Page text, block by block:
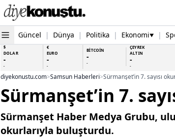
Güncel | Dünya | Politika | Ekonomi▼ |
$
DOLAR
-
-
€
EURO
-
-
BİTCOİN
-
-
ÇEYREK
ALTIN
-
-
diyekonustu.com>Samsun Haberleri>Sürmanşet’in 7. sayısı
Sürmanşet’in 7.
Sürmanşet Haber Medya Grubu,
okurlarıyla buluşturdu.